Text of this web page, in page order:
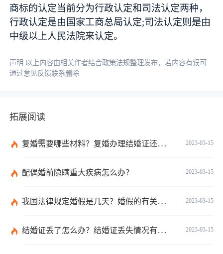
商标的认定当前分为行政认定和司法认定两种，
行政认定是由国家工商总局认定;司法认定则是由
中级以上人民法院来认定。
声明:以上内容由相关作者结合政策法规整理发布，若内容有误可
通过意见反馈联系删除
拓展阅读
2023-03-15
复婚需要哪些材料？复婚办理结婚证还需要婚检吗？
2023-03-15
配偶婚前隐瞒重大疾病怎么办？
2023-03-15
我国法律规定婚假是几天？婚假的有关规定有哪些？
2023-03-15
结婚证丢了怎么办？结婚证丢失情况有哪些？